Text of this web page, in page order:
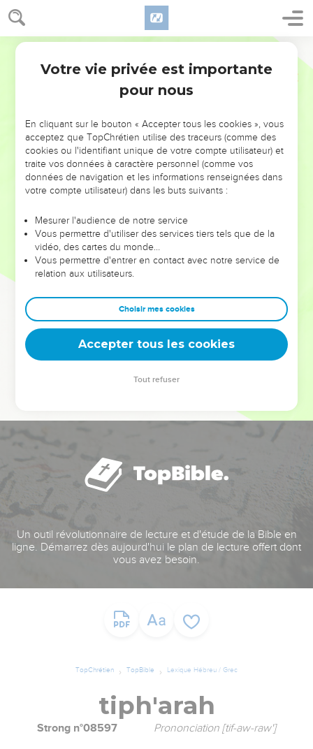
NE MANQUEZ PAS L’ÉVÉNEMENT
DE L’ANNÉE !
ET SI LEURS ERREURS POUVAIENT VOUS ÉVITER LES
VOTRES ?
leur foi ou leur vision. Mais on voit moins les doutes, les erreurs
et les saisons difficiles qu'ils ont traversés, alors même que ce
sont elles qui les ont façonnés.
Dans cette conférence, leaders, entrepreneurs, et responsables
clés pour avancer avec plus de sagesse afin que leurs erreurs
deviennent vos tremplins. Que vous guidiez un ministère, une
équipe, un groupe ou une famille, leur expérience est faite
Un outil révolutionnaire de lecture et d'étude de la Bible en
ligne. Démarrez dès aujourd'hui le plan de lecture offert dont
vous avez besoin.
TopChrétien TopBible Lexique Hébreu / Grec
tiph'arah
Strong n°08597 Prononciation [tif-aw-raw']
Votre vie privée est importante
pour nous
En cliquant sur le bouton « Accepter tous les cookies », vous
acceptez que TopChrétien utilise des traceurs (comme des
cookies ou l'identifiant unique de votre compte utilisateur) et
traite vos données à caractère personnel (comme vos
données de navigation et les informations renseignées dans
votre compte utilisateur) dans les buts suivants :
Mesurer l'audience de notre service
Vous permettre d'utiliser des services tiers tels que de la
vidéo, des cartes du monde…
Vous permettre d'entrer en contact avec notre service de
relation aux utilisateurs.
Choisir mes cookies
Accepter tous les cookies
Tout refuser